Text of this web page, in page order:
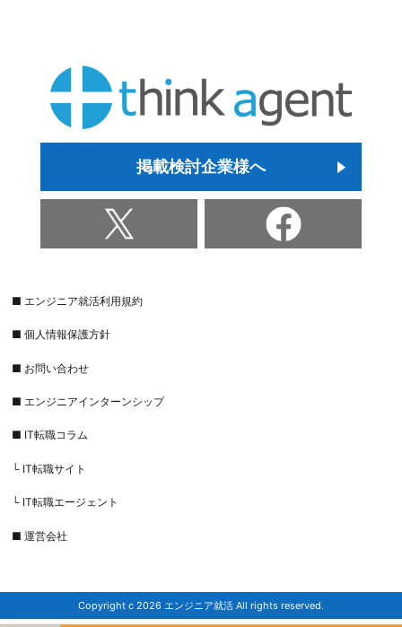
掲載検討企業様へ
■ エンジニア就活利用規約
■ 個人情報保護方針
■ お問い合わせ
■ エンジニアインターンシップ
■ IT転職コラム
└ IT転職サイト
└ IT転職エージェント
■ 運営会社
Copyright c 2026 エンジニア就活 All rights reserved.